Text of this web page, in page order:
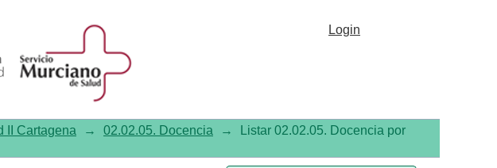
de Salud" Login
II Cartagena → 02.02.05. Docencia →
Listar 02.02.05. Docencia por